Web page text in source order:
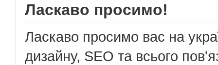
Ласкаво просимо!
Ласкаво просимо вас на
дизайну, SEO та всього